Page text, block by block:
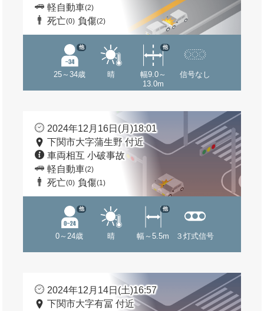
軽自動車(2)
死亡(0) 負傷(2)
25～34歳
他
晴
幅9.0～
13.0m
他
信号なし
2024年12月16日(月)18:01
下関市大字蒲生野 付近
車両相互 小破事故
軽自動車(2)
死亡(0) 負傷(1)
0～24歳
他
晴 幅～5.5m
他
３灯式信号
2024年12月14日(土)16:57
下関市大字有冨 付近